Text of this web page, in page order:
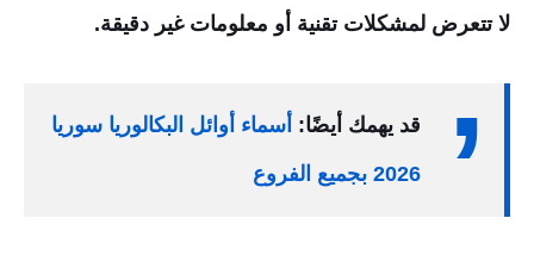
لا تتعرض لمشكلات تقنية أو معلومات غير دقيقة.
قد يهمك أيضًا: أسماء أوائل البكالوريا سوريا
2026 بجميع الفروع